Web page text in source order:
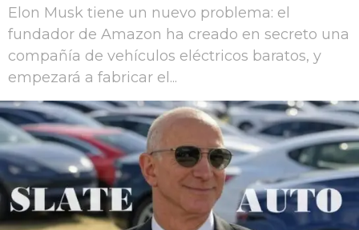
Elon Musk tiene un nuevo problema: el
fundador de Amazon ha creado en secreto una
compañía de vehículos eléctricos baratos, y
empezará a fabricar el...